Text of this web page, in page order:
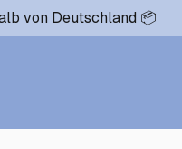
von Deutschland 📦